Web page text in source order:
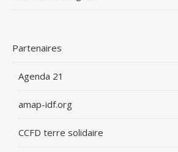
Partenaires
Agenda 21
amap-idf.org
CCFD terre solidaire